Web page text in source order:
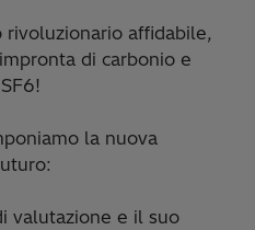
affidabile,
di carbonio e
la nuova
valutazione e il suo